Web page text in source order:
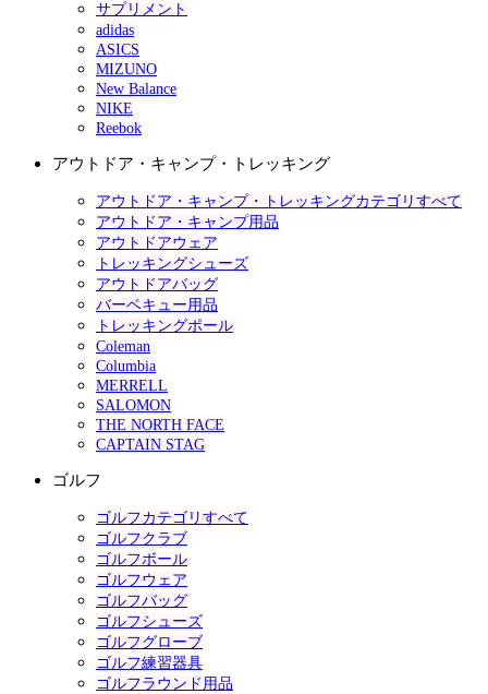
サプリメント
adidas
ASICS
MIZUNO
New Balance
NIKE
Reebok
アウトドア・キャンプ・トレッキング
アウトドア・キャンプ・トレッキングカテゴリすべて
アウトドア・キャンプ用品
アウトドアウェア
トレッキングシューズ
アウトドアバッグ
バーベキュー用品
トレッキングポール
Coleman
Columbia
MERRELL
SALOMON
THE NORTH FACE
CAPTAIN STAG
ゴルフ
ゴルフカテゴリすべて
ゴルフクラブ
ゴルフボール
ゴルフウェア
ゴルフバッグ
ゴルフシューズ
ゴルフグローブ
ゴルフ練習器具
ゴルフラウンド用品